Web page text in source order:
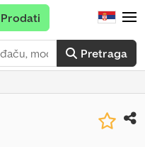
Pretraga
Prodati